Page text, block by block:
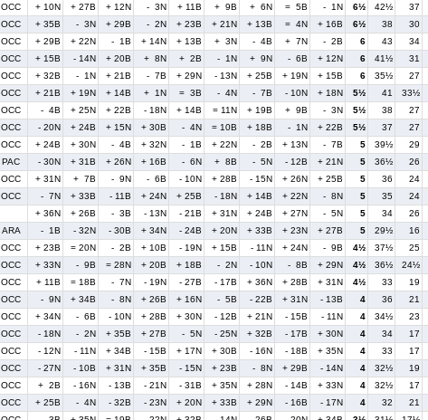
OCC + 10N + 27B + 12N - 3N + 11B + 9B + 6N = 5B - 1N 6½ 42½ 37
OCC + 35B - 3N + 29B - 2N + 23B + 21N + 13B = 4N + 16B 6½ 38 30
OCC + 29B + 22N - 1B + 14N + 13B + 3N - 4B + 7N - 2B 6 43 34
OCC + 15B - 14N + 20B + 8N + 2B - 1N + 9N - 6B + 12N 6 41½ 31
OCC + 32B - 1N + 21B - 7B + 29N - 13N + 25B + 19N + 15B 6 35½ 27
OCC + 21B + 19N + 14B + 1N = 3B - 4N - 7B - 10N + 18N 5½ 41 33½
OCC - 4B + 25N + 22B - 18N + 14B = 11N + 19B + 9B - 3N 5½ 38 27
OCC - 20N + 24B + 15N + 30B - 4N = 10B + 18B - 1N + 22B 5½ 37 27
OCC + 24B + 30N - 4B + 32N - 1B + 22N - 2B + 13N - 7B 5 39½ 29
PAC - 30N + 31B + 26N + 16B - 6N + 8B - 5N - 12B + 21N 5 36½ 26
OCC + 31N + 7B - 9N - 6B - 10N + 28B - 15N + 26N + 25B 5 36 24
OCC - 7N + 33B - 11B + 24N + 25B - 18N + 14B + 22N - 8N 5 35 24
+ 36N + 26B - 3B - 13N - 21B + 31N + 24B + 27N - 5N 5 34 26
ARA - 1B - 32N - 30B + 34N - 24B + 20N + 33B + 23N + 27B 5 29½ 16
OCC + 23B = 20N - 2B + 10B - 19N + 15B - 11N + 24N - 9B 4½ 37½ 25
OCC + 33N - 9B = 28N + 20B + 18B - 2N - 10N - 8B + 29N 4½ 36½ 24½
OCC + 11B = 18B - 7N - 19N - 27B - 17B + 36N + 28B + 31N 4½ 33 19
OCC - 9N + 34B - 8N + 26B + 16N - 5B - 22B + 31N - 13B 4 36 21
OCC + 34N - 6B - 10N + 28B + 30N - 12B + 21N - 15B - 11N 4 34½ 23
OCC - 18N - 2N + 35B + 27B - 5N - 25N + 32B - 17B + 30N 4 34 17
OCC - 12N - 11N + 34B - 15B + 17N + 30B - 16N - 18B + 35N 4 33 17
OCC - 27N - 10B + 31N + 35B - 15N + 23B - 8N + 29B - 14N 4 32½ 19
OCC + 2B - 16N - 13B - 21N - 31B + 35N + 28N - 14B + 33N 4 32½ 17
OCC + 25B - 4N - 32B - 23N + 20N + 33B + 29N - 16B - 17N 4 32 21